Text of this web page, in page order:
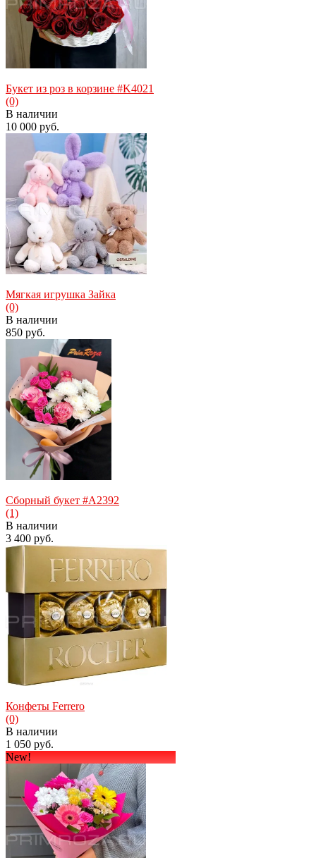
избранное сравнить
избранное сравнить
Букет из роз в корзине #K4021
(0)
В наличии
10 000 руб.
избранное сравнить
Мягкая игрушка Зайка
(0)
В наличии
850 руб.
избранное сравнить
Сборный букет #A2392
(1)
В наличии
3 400 руб.
избранное сравнить
Конфеты Ferrero
(0)
В наличии
1 050 руб.
New!